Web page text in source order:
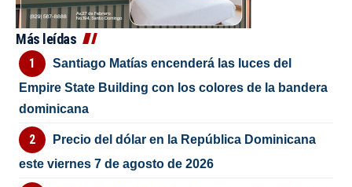
Más leídas
Santiago Matías encenderá las luces del
Empire State Building con los colores de la bandera
dominicana
Precio del dólar en la República Dominicana
este viernes 7 de agosto de 2026